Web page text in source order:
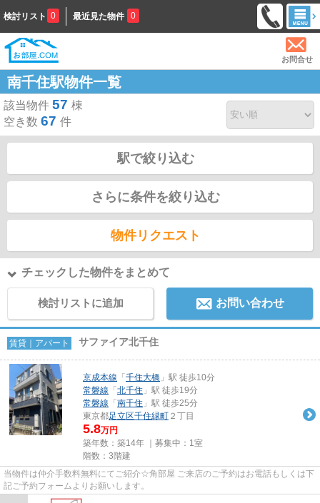
検討リスト 0 最近見た物件 0
お問合せ
南千住駅物件一覧
該当物件 57 棟
空き数 67 件
駅で絞り込む
さらに条件を絞り込む
物件リクエスト
チェックした物件をまとめて
検討リストに追加 お問い合わせ
賃貸｜アパート サファイア北千住
京成本線 「 千住大橋 」駅 徒歩10分
常磐線 「 北千住 」駅 徒歩19分
常磐線 「 南千住 」駅 徒歩25分
東京都足立区千住緑町 ２丁目
5.8万円
築年数：築14年 ｜募集中： 1室
階数：3階建
当物件は仲介手数料無料にてご紹介☆角部屋 ご来店のご予約はお電話もしくは下
記ご予約フォームよりお願いします。